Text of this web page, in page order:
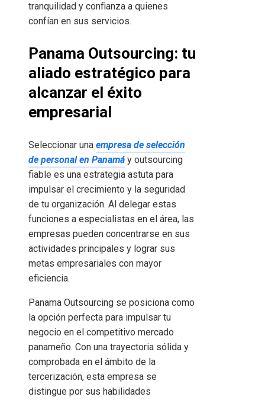
tranquilidad y confianza a quienes
confían en sus servicios.
Panama Outsourcing: tu
aliado estratégico para
alcanzar el éxito
empresarial
Seleccionar una empresa de selección
de personal en Panamá y outsourcing
fiable es una estrategia astuta para
impulsar el crecimiento y la seguridad
de tu organización. Al delegar estas
funciones a especialistas en el área, las
empresas pueden concentrarse en sus
actividades principales y lograr sus
metas empresariales con mayor
eficiencia.
Panama Outsourcing se posiciona como
la opción perfecta para impulsar tu
negocio en el competitivo mercado
panameño. Con una trayectoria sólida y
comprobada en el ámbito de la
tercerización, esta empresa se
distingue por sus habilidades